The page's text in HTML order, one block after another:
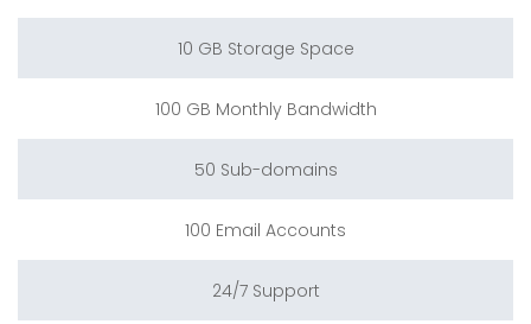
10 GB Storage Space
100 GB Monthly Bandwidth
50 Sub-domains
100 Email Accounts
24/7 Support